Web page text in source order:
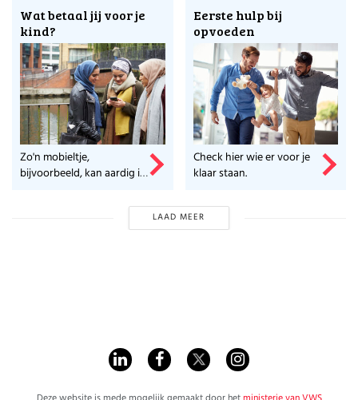
partner. Wie gaat wat
doen, waarom, ...
Wat betaal jij voor je
kind?
Zo'n mobieltje,
bijvoorbeeld, kan aardig in
Eerste hulp bij
opvoeden
Check hier wie er voor je
klaar staan.
LAAD MEER